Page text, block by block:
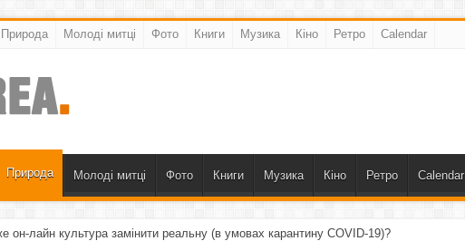
Природа Молоді митці Фото Книги Музика Кіно Ретро Calendar
Природа Молоді митці Фото Книги Музика Кіно Ретро Calendar
он-лайн культура замінити реальну (в умовах карантину COVID-19)?